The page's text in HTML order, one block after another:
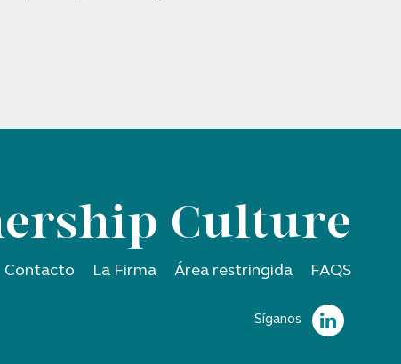
Culture
Contacto La Firma Área restringida FAQS
Síganos